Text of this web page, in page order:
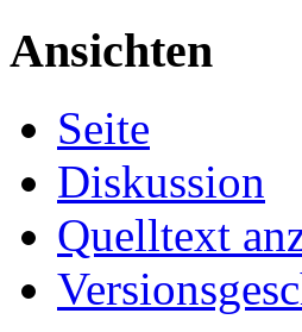
Ansichten
Seite
Diskussion
Quelltext